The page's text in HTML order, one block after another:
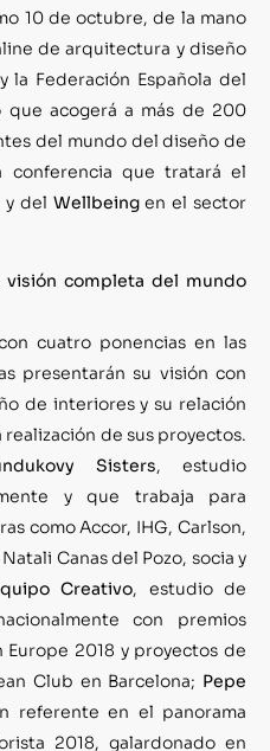
10 de octubre, de la mano
de arquitectura y diseño
la Federación Española del
que acogerá a más de 200
del mundo del diseño de
conferencia que tratará el
y del Wellbeingen el sector
visión completa del mundo
cuatro ponencias en las
presentarán su visión con
de interiores y su relación
de sus proyectos.
Sisters, estudio
y que trabaja para
como Accor, IHG, Carlson,
Canas del Pozo, socia y
Creativo, estudio de
con premios
2018 y proyectos de
Club en Barcelona; Pepe
referente en el panorama
2018, galardonado en